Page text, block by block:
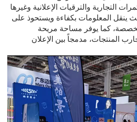
التجارية والترقيات الإعلانية وغيرها
المعلومات بكفاءة ويستحوذ على
كما يوفر مساحة مريحة
المنتجات، مدمجاً بين الإعلان